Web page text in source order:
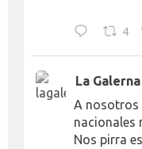
4
La Galerna
A nosotros
nacionales
Nos pirra